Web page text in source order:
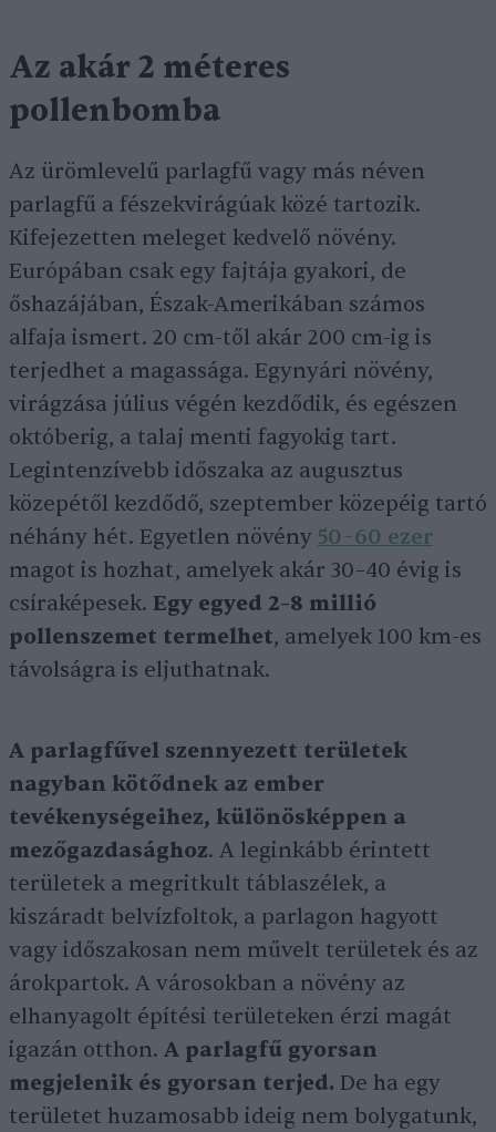
Az akár 2 méteres
pollenbomba
Az ürömlevelű parlagfű vagy más néven
parlagfű a fészekvirágúak közé tartozik.
Kifejezetten meleget kedvelő növény.
Európában csak egy fajtája gyakori, de
őshazájában, Észak-Amerikában számos
alfaja ismert. 20 cm-től akár 200 cm-ig is
terjedhet a magassága. Egynyári növény,
virágzása július végén kezdődik, és egészen
októberig, a talaj menti fagyokig tart.
Legintenzívebb időszaka az augusztus
közepétől kezdődő, szeptember közepéig tartó
néhány hét. Egyetlen növény 50–60 ezer
magot is hozhat, amelyek akár 30–40 évig is
csíraképesek. Egy egyed 2–8 millió
pollenszemet termelhet, amelyek 100 km-es
távolságra is eljuthatnak.
A parlagfűvel szennyezett területek
nagyban kötődnek az ember
tevékenységeihez, különösképpen a
mezőgazdasághoz. A leginkább érintett
területek a megritkult táblaszélek, a
kiszáradt belvízfoltok, a parlagon hagyott
vagy időszakosan nem művelt területek és az
árokpartok. A városokban a növény az
elhanyagolt építési területeken érzi magát
igazán otthon. A parlagfű gyorsan
megjelenik és gyorsan terjed. De ha egy
területet huzamosabb ideig nem bolygatunk,